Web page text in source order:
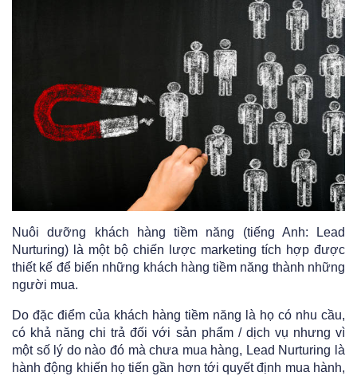
Nuôi dưỡng khách hàng tiềm năng (tiếng Anh: Lead
Nurturing) là một bộ chiến lược marketing tích hợp được
thiết kế để biến những khách hàng tiềm năng thành những
người mua.
Do đặc điểm của khách hàng tiềm năng là họ có nhu cầu,
có khả năng chi trả đối với sản phẩm / dịch vụ nhưng vì
một số lý do nào đó mà chưa mua hàng, Lead Nurturing là
hành động khiến họ tiến gần hơn tới quyết định mua hành,